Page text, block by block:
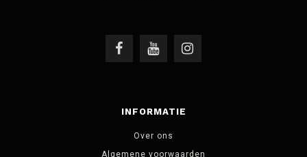
INFORMATIE
Over ons
Algemene voorwaarden